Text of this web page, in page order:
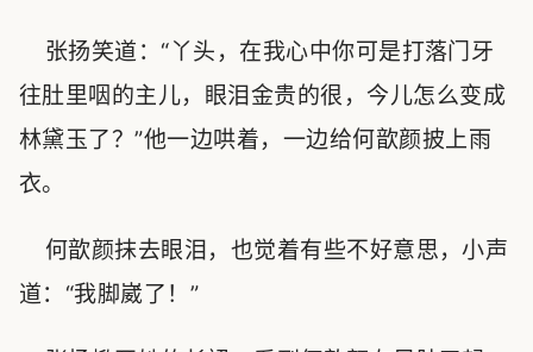
张扬笑道：“丫头，在我心中你可是打落门牙
往肚里咽的主儿，眼泪金贵的很，今儿怎么变成
林黛玉了？”他一边哄着，一边给何歆颜披上雨
衣。
何歆颜抹去眼泪，也觉着有些不好意思，小声
道：“我脚崴了！”